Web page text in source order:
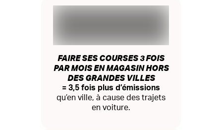
FAIRE SES COURSES 3 FOIS
PAR MOIS EN MAGASIN HORS
DES GRANDES VILLES
= 3,5 fois plus d’émissions
qu’en ville, à cause des trajets
en voiture.